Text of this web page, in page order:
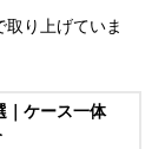
り上げていま
｜ケース一体